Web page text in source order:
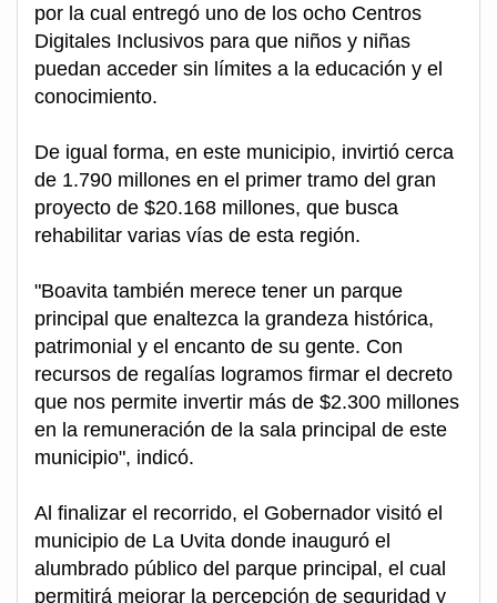
por la cual entregó uno de los ocho Centros
Digitales Inclusivos para que niños y niñas
puedan acceder sin límites a la educación y el
conocimiento.
De igual forma, en este municipio, invirtió cerca
de 1.790 millones en el primer tramo del gran
proyecto de $20.168 millones, que busca
rehabilitar varias vías de esta región.
"Boavita también merece tener un parque
principal que enaltezca la grandeza histórica,
patrimonial y el encanto de su gente. Con
recursos de regalías logramos firmar el decreto
que nos permite invertir más de $2.300 millones
en la remuneración de la sala principal de este
municipio", indicó.
Al finalizar el recorrido, el Gobernador visitó el
municipio de La Uvita donde inauguró el
alumbrado público del parque principal, el cual
permitirá mejorar la percepción de seguridad y